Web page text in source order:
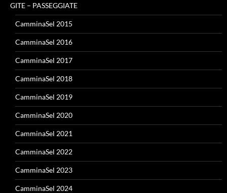
GITE – PASSEGGIATE
CamminaSel 2015
CamminaSel 2016
CamminaSel 2017
CamminaSel 2018
CamminaSel 2019
CamminaSel 2020
CamminaSel 2021
CamminaSel 2022
CamminaSel 2023
CamminaSel 2024